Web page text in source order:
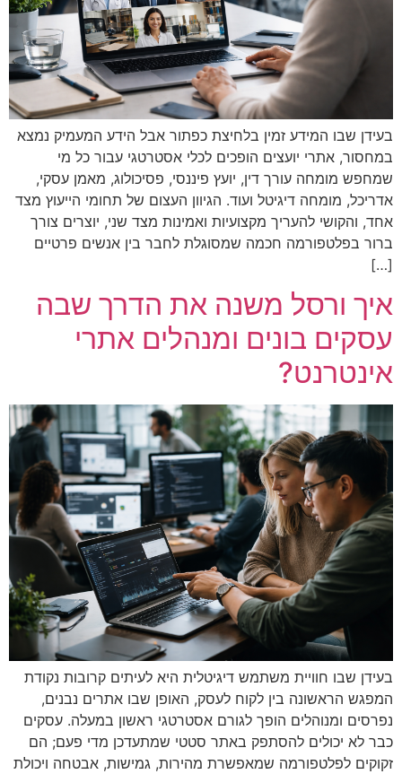
בעידן שבו המידע זמין בלחיצת כפתור אבל הידע המעמיק נמצא
במחסור, אתרי יועצים הופכים לכלי אסטרטגי עבור כל מי
שמחפש מומחה עורך דין, יועץ פיננסי, פסיכולוג, מאמן עסקי,
אדריכל, מומחה דיגיטל ועוד. הגיוון העצום של תחומי הייעוץ מצד
אחד, והקושי להעריך מקצועיות ואמינות מצד שני, יוצרים צורך
ברור בפלטפורמה חכמה שמסוגלת לחבר בין אנשים פרטיים
[…]
איך ורסל משנה את הדרך שבה
עסקים בונים ומנהלים אתרי
אינטרנט?
בעידן שבו חוויית משתמש דיגיטלית היא לעיתים קרובות נקודת
המפגש הראשונה בין לקוח לעסק, האופן שבו אתרים נבנים,
נפרסים ומנוהלים הופך לגורם אסטרטגי ראשון במעלה. עסקים
כבר לא יכולים להסתפק באתר סטטי שמתעדכן מדי פעם; הם
זקוקים לפלטפורמה שמאפשרת מהירות, גמישות, אבטחה ויכולת